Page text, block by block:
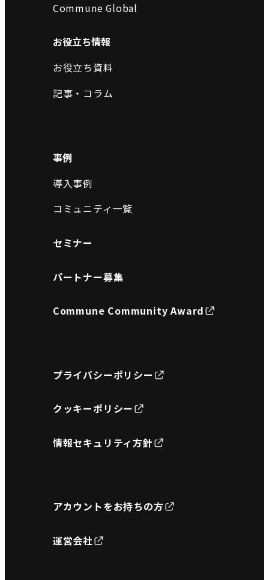
Commune Global
お役立ち情報
お役立ち資料
記事・コラム
事例
導入事例
コミュニティ一覧
セミナー
パートナー募集
Commune Community Award
プライバシーポリシー
クッキーポリシー
情報セキュリティ方針
アカウントをお持ちの方
運営会社